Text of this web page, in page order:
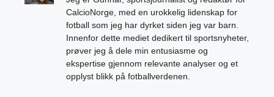
CalcioNorge, med en urokkelig lidenskap for
fotball som jeg har dyrket siden jeg var barn.
Innenfor dette mediet dedikert til sportsnyheter,
prøver jeg å dele min entusiasme og
ekspertise gjennom relevante analyser og et
opplyst blikk på fotballverdenen.